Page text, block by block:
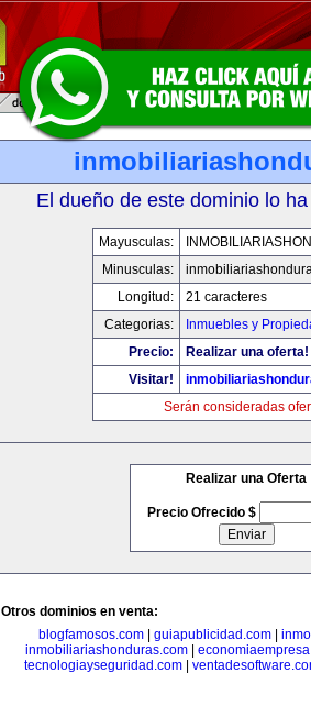
El dueño de este dominio lo
Mayusculas:
Minusculas:
Longitud:
21 caracteres
Categorias:
Inmuebles y
Precio:
Realizar una oferta!
Visitar!
Serán consideradas
Realizar una Oferta
Precio Ofrecido $
Otros dominios en venta:
blogfamosos.com
guiapublicidad.com
inmobiliariashonduras.com
tecnologiayseguridad.com|